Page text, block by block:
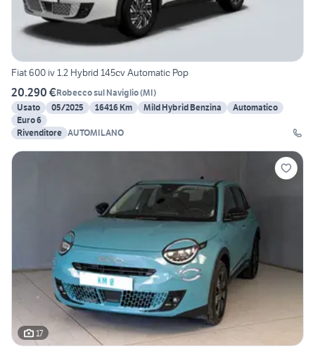
Fiat 600 iv 1.2 Hybrid 145cv Automatic Pop
20.290 €Robecco sul Naviglio(MI)
Usato
05/2025 16416 Km Mild Hybrid Benzina
Automatico
Euro 6
Rivenditore AUTOMILANO
17